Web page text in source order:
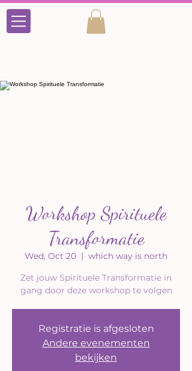
Workshop Spirituele
Transformatie
Wed, Oct 20
  |
which way is north
Zet jouw Spirituele Transformatie in
gang door deze workshop te volgen
Registratie is afgesloten
Andere evenementen
bekijken